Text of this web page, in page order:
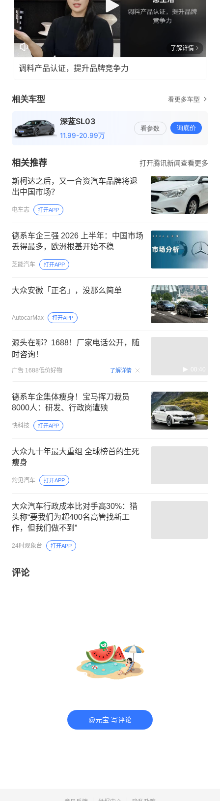
了解详情
调料产品认证，提升品牌竞争力
相关推荐 打开腾讯新闻查看更多
斯柯达之后，又一合资汽车品牌将退
出中国市场？
电车志 打开APP
德系车企三强 2026 上半年：中国市场
丢得最多，欧洲根基开始不稳
芝能汽车 打开APP
大众安徽「正名」，没那么简单
AutocarMax 打开APP
源头在哪？1688！厂家电话公开，随
时咨询！
广告 1688低价好物 了解详情 00:40
德系车企集体瘦身！宝马挥刀裁员
8000人：研发、行政岗遭殃
快科技 打开APP
大众九十年最大重组 全球榜首的生死
瘦身
灼见汽车 打开APP
大众汽车行政成本比对手高30%：猎
头称“要我们为超400名高管找新工
作，但我们做不到”
24时观象台 打开APP
评论
@元宝 写评论